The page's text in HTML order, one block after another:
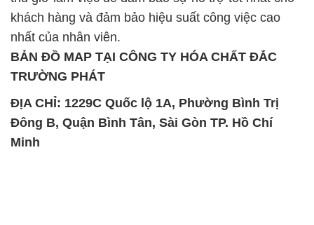
khách hàng và đảm bảo hiệu suất công việc cao
nhất của nhân viên.
BẢN ĐỒ MAP TẠI CÔNG TY HÓA CHẤT ĐẮC
TRƯỜNG PHÁT
ĐỊA CHỈ: 1229C Quốc lộ 1A, Phường Bình Trị
Đông B, Quận Bình Tân, Sài Gòn TP. Hồ Chí
Minh